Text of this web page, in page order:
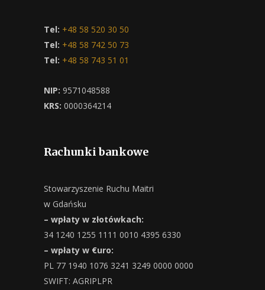
Tel: +48 58 520 30 50
Tel: +48 58 742 50 73
Tel: +48 58 743 51 01
NIP: 9571048588
KRS: 0000364214
Rachunki bankowe
Stowarzyszenie Ruchu Maitri
w Gdańsku
– wpłaty w złotówkach:
34 1240 1255 1111 0010 4395 6330
– wpłaty w €uro:
PL 77 1940 1076 3241 3249 0000 0000
SWIFT: AGRIPLPR